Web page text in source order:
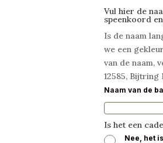
Vul hier de
speenkoord
Is de naam
we een
van de naam,
12585, Bijtring
Naam van de
Is het een
Nee, het